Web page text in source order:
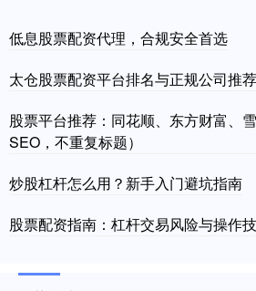
低息股票配资代理，合规安全首选
太仓股票配资平台排名与正规公司推荐
股票平台推荐：同花顺、东方财富、
SEO，不重复标题）
炒股杠杆怎么用？新手入门避坑指南
股票配资指南：杠杆交易风险与操作